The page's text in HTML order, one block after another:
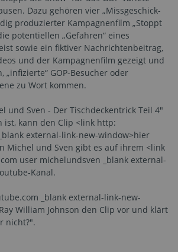
Dazu gehören vier „Missgeschick-
produzierter Kampagnenfilm „Stoppt
potentiellen „Gefahren“ eines
sowie ein fiktiver Nachrichtenbeitrag,
und der Kampagnenfilm gezeigt und
„infizierte“ GOP-Besucher oder
zu Wort kommen.
und Sven - Der Tischdeckentrick Teil 4"
ist, kann den Clip <link http:
external-link-new-window>hier
Michel und Sven gibt es auf ihrem <link
user michelundsven _blank external-
Kanal.
_blank external-link-new-
William Johnson den Clip vor und klärt
nicht?".